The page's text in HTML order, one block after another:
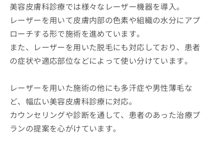
美容皮膚科診療では様々なレーザー機器を導入。
レーザーを用いて皮膚内部の色素や組織の水分にアプ
ローチする形で施術を進めています。
また、レーザーを用いた脱毛にも対応しており、患者
の症状や適応部位などによって使い分けています。
レーザーを用いた施術の他にも多汗症や男性薄毛な
ど、幅広い美容皮膚科診療に対応。
カウンセリングや診断を通して、患者のあった治療プ
ランの提案を心がけています。